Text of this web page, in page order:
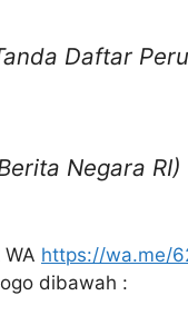
Daftar
Negara RI)
https://wa.me/
dibawah :